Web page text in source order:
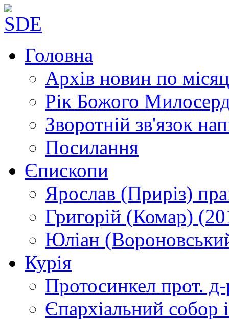
Головна
Архів новин по
Рік Божого
Зворотній зв'язок
Посилання
Єпископи
Ярослав (Приріз)
Григорій (Комар)
Юліан
Курія
Протосинкел прот.
Єпархіальний собор